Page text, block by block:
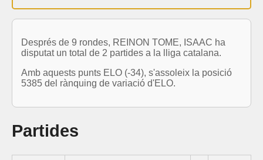
Després de 9 rondes, REINON TOME, ISAAC ha
disputat un total de 2 partides a la lliga catalana.
Amb aquests punts ELO (-34), s'assoleix la posició
5385 del rànquing de variació d'ELO.
Partides